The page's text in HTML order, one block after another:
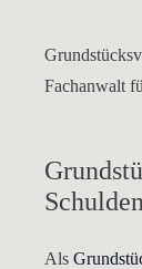
Fachanwalt
Als